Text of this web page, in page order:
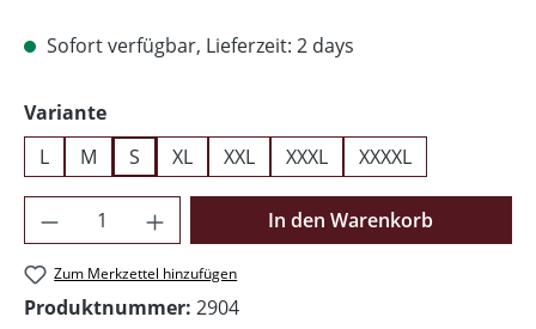
Sofort verfügbar, Lieferzeit: 2 days
Varianteauswählen
L
M S XL XXL XXXL XXXXL
Produkt Anzahl: Gib den gewünschten
In den Warenkorb
Zum Merkzettel hinzufügen
Produktnummer: 2904